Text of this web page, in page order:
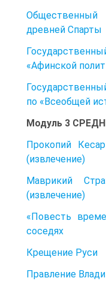
Общественный
древней Спарты
«Афинской
по «Всеобщей
Модуль 3
Прокопий
(извлечение)
Маврикий
(извлечение)
«Повесть
соседях
Крещение Руси
Правление